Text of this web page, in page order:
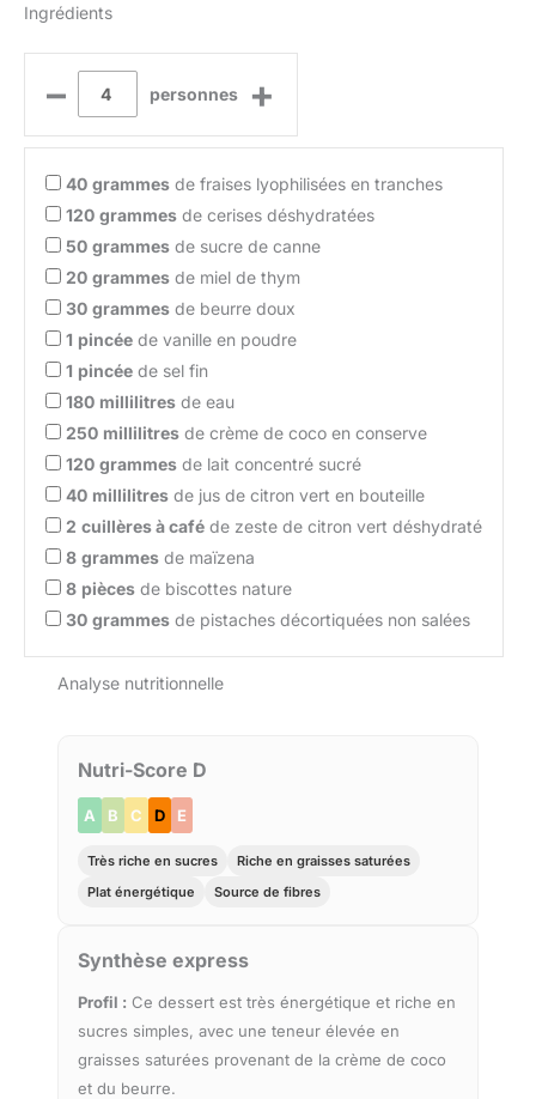
Ingrédients
– personnes +
40 grammes de fraises lyophilisées en tranches
120 grammes de cerises déshydratées
50 grammes de sucre de canne
20 grammes de miel de thym
30 grammes de beurre doux
1 pincée de vanille en poudre
1 pincée de sel fin
180 millilitres de eau
250 millilitres de crème de coco en conserve
120 grammes de lait concentré sucré
40 millilitres de jus de citron vert en bouteille
2 cuillères à café de zeste de citron vert déshydraté
8 grammes de maïzena
8 pièces de biscottes nature
30 grammes de pistaches décortiquées non salées
Analyse nutritionnelle
Nutri-Score D
A B C D E
Très riche en sucres
Riche en graisses saturées
Plat énergétique
Source de fibres
Synthèse express
Profil : Ce dessert est très énergétique et riche en
sucres simples, avec une teneur élevée en
graisses saturées provenant de la crème de coco
et du beurre.